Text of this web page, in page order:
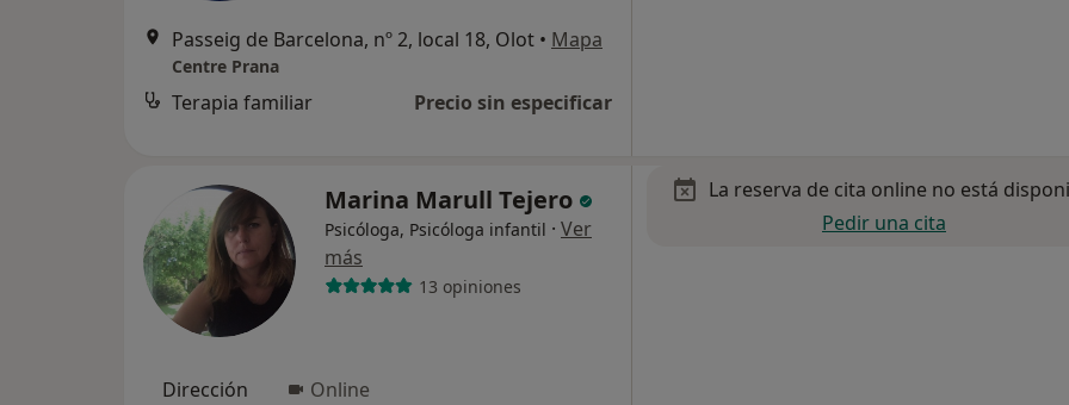
Passeig de Barcelona, nº 2, local 18, Olot • Mapa
Centre Prana
Terapia familiar Precio sin especificar
Marina Marull Tejero
Psicóloga, Psicóloga infantil · Ver
más
13 opiniones
Dirección Online
La reserva de cita online no está
Pedir una cita